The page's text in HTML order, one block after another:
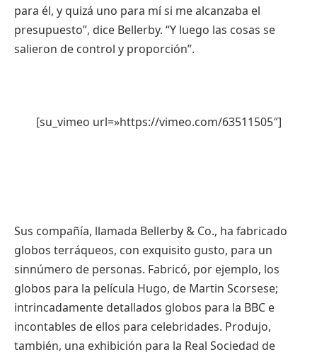
para él, y quizá uno para mí si me alcanzaba el
presupuesto”, dice Bellerby. “Y luego las cosas se
salieron de control y proporción”.
[su_vimeo url=»https://vimeo.com/63511505″]
Sus compañía, llamada Bellerby & Co., ha fabricado
globos terráqueos, con exquisito gusto, para un
sinnúmero de personas. Fabricó, por ejemplo, los
globos para la película Hugo, de Martin Scorsese;
intrincadamente detallados globos para la BBC e
incontables de ellos para celebridades. Produjo,
también, una exhibición para la Real Sociedad de